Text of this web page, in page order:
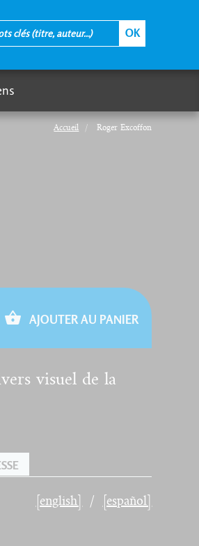
Accueil Roger Excoffon
AJOUTER AU PANIER
visuel de la
[english] [español]